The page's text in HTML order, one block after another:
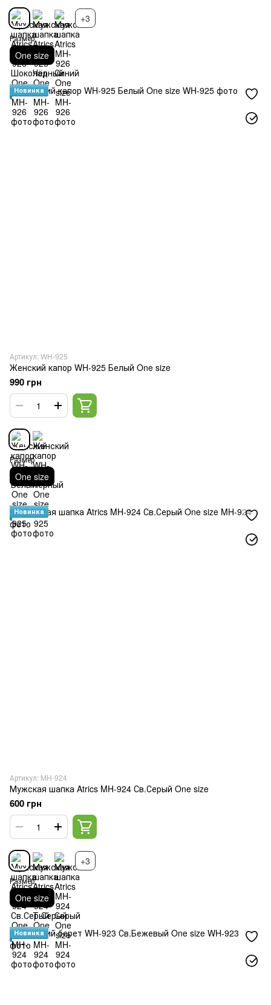
+3
Размер
One size
Новинка
Артикул: WH-925
Женский капор WH-925 Белый One size
990 грн
Размер
One size
Новинка
Артикул: MH-924
Мужская шапка Atrics MH-924 Св.Серый One size
600 грн
+3
Размер
One size
Новинка